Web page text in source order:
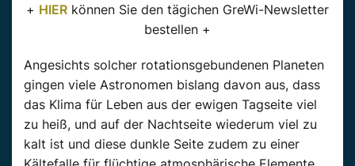
+ HIER können Sie den tägichen GreWi-Newsletter
bestellen +
Angesichts solcher rotationsgebundenen Planeten
gingen viele Astronomen bislang davon aus, dass
das Klima für Leben aus der ewigen Tagseite viel
zu heiß, und auf der Nachtseite wiederum viel zu
kalt ist und diese dunkle Seite zudem zu einer